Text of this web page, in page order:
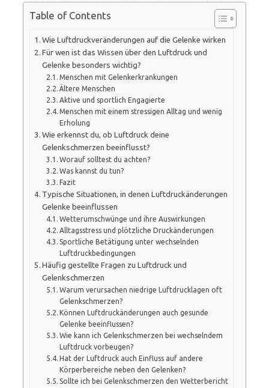
Table of Contents
Wie Luftdruckveränderungen auf die Gelenke wirken
Für wen ist das Wissen über den Luftdruck und
Gelenke besonders wichtig?
Menschen mit Gelenkerkrankungen
Ältere Menschen
Aktive und sportlich Engagierte
Menschen mit einem stressigen Alltag und wenig
Erholung
Wie erkennst du, ob Luftdruck deine
Gelenkschmerzen beeinflusst?
Worauf solltest du achten?
Was kannst du tun?
Fazit
Typische Situationen, in denen Luftdruckänderungen
Gelenke beeinflussen
Wetterumschwünge und ihre Auswirkungen
Alltagsstress und plötzliche Druckänderungen
Sportliche Betätigung unter wechselnden
Luftdruckbedingungen
Häufig gestellte Fragen zu Luftdruck und
Gelenkschmerzen
Warum verursachen niedrige Luftdrucklagen oft
Gelenkschmerzen?
Können Luftdruckänderungen auch gesunde
Gelenke beeinflussen?
Wie kann ich Gelenkschmerzen bei wechselndem
Luftdruck vorbeugen?
Hat der Luftdruck auch Einfluss auf andere
Körperbereiche neben den Gelenken?
Sollte ich bei Gelenkschmerzen den Wetterbericht